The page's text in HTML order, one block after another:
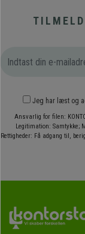
Jeg har læst og
Ansvarlig for filen:
Legitimation: Samtykke;
Rettigheder: Få adgang til,